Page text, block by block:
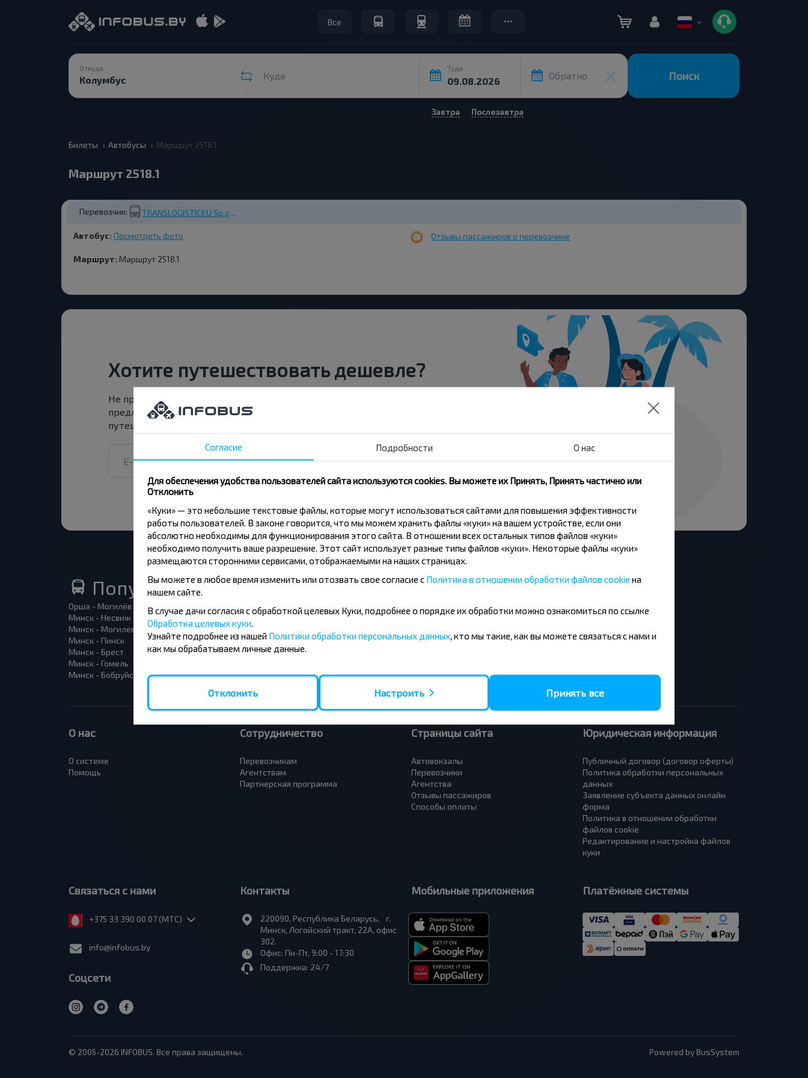
Все
Откуда
Куда
Туда
Обратно Поиск
Завтра Послезавтра
Билеты Автобусы Маршрут 2518.1
Маршрут 2518.1
Перевозчик: TRANSLOGISTICEU Sp.z o.o.
Автобус: Посмотреть фото
Маршрут: Маршрут 2518.1
Отзывы пассажиров о перевозчике
Хотите путешествовать дешевле?
Не пропусти специальные акции, скидки и другие интересные
предложения INFOBUS. Подпишись на получение новостей и
путешествуй с нами дешевле!
Подписаться
Популярные автобусные направления
Орша - Могилёв
Минск - Несвиж
Минск - Могилёв
Минск - Пинск
Минск - Брест
Минск - Гомель
Минск - Бобруйск
Минск - Барановичи
Гомель - Минск
Брест - Тересполь
Брест - Беловежская Пуща
Брест - Минск
Санкт-Петербург - Минск
Вильнюс - Минск
Москва - Минск
Москва - Брест
Минск - Москва
Минск - Будапешт
Брест - Варшава
О нас
О системе
Помощь
Сотрудничество
Перевозчикам
Агентствам
Партнерская программа
Страницы сайта
Автовокзалы
Перевозчики
Агентства
Отзывы пассажиров
Способы оплаты
Юридическая информация
Публичный договор (договор оферты)
Политика обработки персональных
данных
Заявление субъекта данных онлайн
форма
Политика в отношении обработки
файлов cookie
Редактирование и настройка файлов
куки
Связаться с нами
+375 33 390 00 07 (МТС)
info@infobus.by
Соцсети
Контакты
220090, Республика Беларусь, г.
Минск, Логойский тракт, 22А, офис
302.
Офис: Пн-Пт, 9:00 - 17:30
Поддержка: 24/7
Мобильные приложения Платёжные системы
© 2005-2026 INFOBUS. Все права защищены. Powered by BusSystem
Согласие Подробности О нас
Для обеспечения удобства пользователей сайта используются cookies. Вы можете их Принять, Принять частично или
Отклонить
«Куки» — это небольшие текстовые файлы, которые могут использоваться сайтами для повышения эффективности
работы пользователей. В законе говорится, что мы можем хранить файлы «куки» на вашем устройстве, если они
абсолютно необходимы для функционирования этого сайта. В отношении всех остальных типов файлов «куки»
необходимо получить ваше разрешение. Этот сайт использует разные типы файлов «куки». Некоторые файлы «куки»
размещаются сторонними сервисами, отображаемыми на наших страницах.
Вы можете в любое время изменить или отозвать свое согласие с Политика в отношении обработки файлов cookie на
нашем сайте.
В случае дачи согласия с обработкой целевых Куки, подробнее о порядке их обработки можно ознакомиться по ссылке
Обработка целевых куки
Узнайте подробнее из нашей Политики обработки персональных данных , кто мы такие, как вы можете связаться с нами и
как мы обрабатываем личные данные.
Отклонить Настроить Принять все